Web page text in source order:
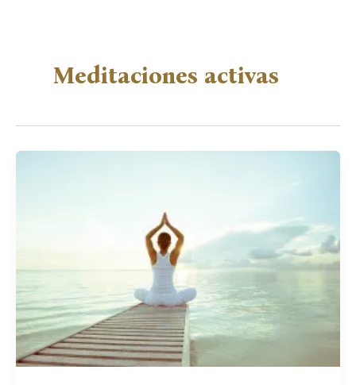
Meditaciones activas